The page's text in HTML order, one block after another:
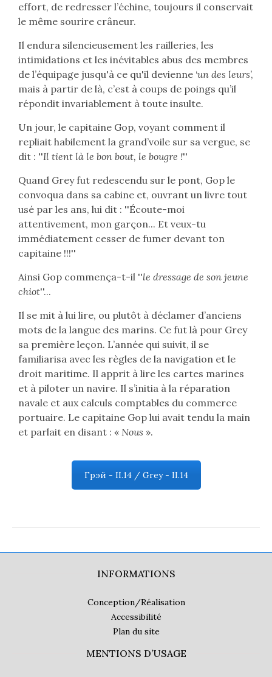
effort, de redresser l’échine, toujours il conservait
le même sourire crâneur.
Il endura silencieusement les railleries, les
intimidations et les inévitables abus des membres
de l’équipage jusqu'à ce qu'il devienne ‘un des leurs’,
mais à partir de là, c’est à coups de poings qu’il
répondit invariablement à toute insulte.
Un jour, le capitaine Gop, voyant comment il
repliait habilement la grand’voile sur sa vergue, se
dit : ''Il tient là le bon bout, le bougre !''
Quand Grey fut redescendu sur le pont, Gop le
convoqua dans sa cabine et, ouvrant un livre tout
usé par les ans, lui dit : ''Écoute-moi
attentivement, mon garçon... Et veux-tu
immédiatement cesser de fumer devant ton
capitaine !!!''
Ainsi Gop commença-t-il ''le dressage de son jeune
chiot''...
Il se mit à lui lire, ou plutôt à déclamer d’anciens
mots de la langue des marins. Ce fut là pour Grey
sa première leçon. L’année qui suivit, il se
familiarisa avec les règles de la navigation et le
droit maritime. Il apprit à lire les cartes marines
et à piloter un navire. Il s’initia à la réparation
navale et aux calculs comptables du commerce
portuaire. Le capitaine Gop lui avait tendu la main
et parlait en disant : « Nous ».
Грэй - II.14 / Grey - II.14
INFORMATIONS
Conception/Réalisation
Accessibilité
Plan du site
MENTIONS D’USAGE